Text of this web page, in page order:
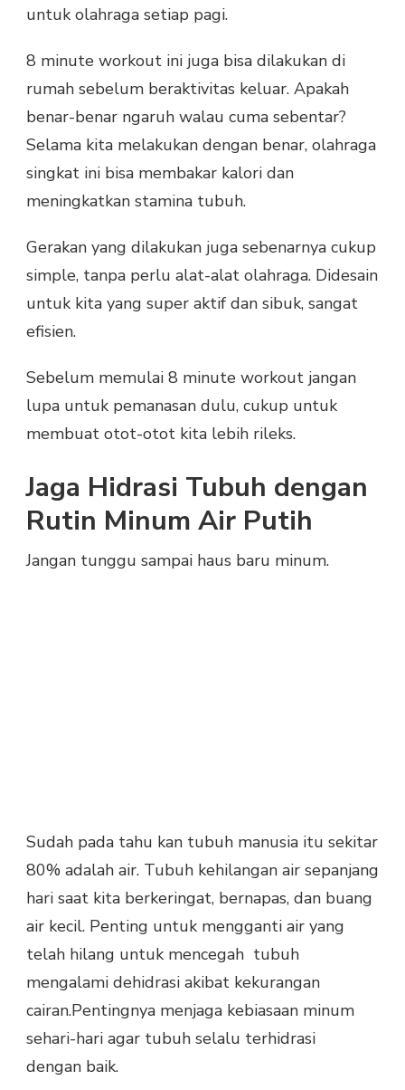
untuk olahraga setiap pagi.
8 minute workout ini juga bisa dilakukan di
rumah sebelum beraktivitas keluar. Apakah
benar-benar ngaruh walau cuma sebentar?
Selama kita melakukan dengan benar, olahraga
singkat ini bisa membakar kalori dan
meningkatkan stamina tubuh.
Gerakan yang dilakukan juga sebenarnya cukup
simple, tanpa perlu alat-alat olahraga. Didesain
untuk kita yang super aktif dan sibuk, sangat
efisien.
Sebelum memulai 8 minute workout jangan
lupa untuk pemanasan dulu, cukup untuk
membuat otot-otot kita lebih rileks.
Jaga Hidrasi Tubuh dengan
Rutin Minum Air Putih
Jangan tunggu sampai haus baru minum.
Sudah pada tahu kan tubuh manusia itu sekitar
80% adalah air. Tubuh kehilangan air sepanjang
hari saat kita berkeringat, bernapas, dan buang
air kecil. Penting untuk mengganti air yang
telah hilang untuk mencegah tubuh
mengalami dehidrasi akibat kekurangan
cairan.Pentingnya menjaga kebiasaan minum
sehari-hari agar tubuh selalu terhidrasi
dengan baik.